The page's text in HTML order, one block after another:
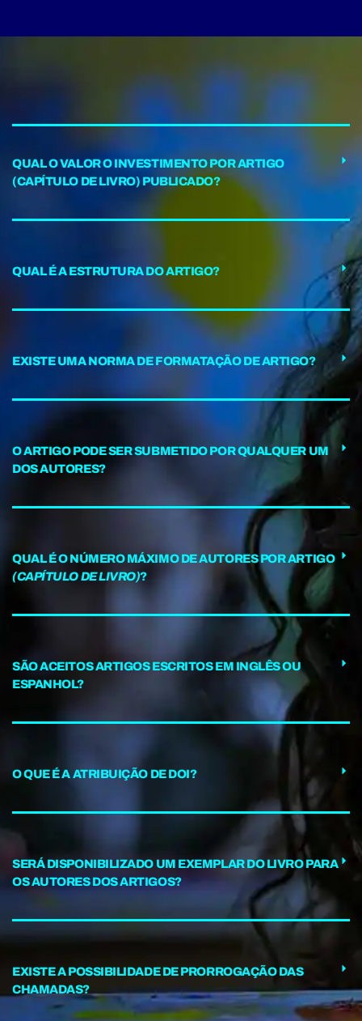
QUAL O VALOR O INVESTIMENTO POR ARTIGO
(CAPÍTULO DE LIVRO) PUBLICADO?
QUAL É A ESTRUTURA DO ARTIGO?
EXISTE UMA NORMA DE FORMATAÇÃO DE ARTIGO?
O ARTIGO PODE SER SUBMETIDO POR QUALQUER UM
DOS AUTORES?
QUAL É O NÚMERO MÁXIMO DE AUTORES POR ARTIGO
(CAPÍTULO DE LIVRO)?
SÃO ACEITOS ARTIGOS ESCRITOS EM INGLÊS OU
ESPANHOL?
O QUE É A ATRIBUIÇÃO DE DOI?
SERÁ DISPONIBILIZADO UM EXEMPLAR DO LIVRO PARA
OS AUTORES DOS ARTIGOS?
EXISTE A POSSIBILIDADE DE PRORROGAÇÃO DAS
CHAMADAS?